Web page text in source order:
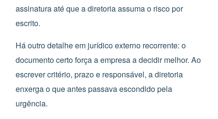
assinatura até que a diretoria assuma o risco por
escrito.
Há outro detalhe em jurídico externo recorrente: o
documento certo força a empresa a decidir melhor. Ao
escrever critério, prazo e responsável, a diretoria
enxerga o que antes passava escondido pela
urgência.